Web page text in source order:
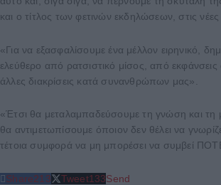
και ο τίτλος των φετινών εκδηλώσεων, στις νέες
«Για να εξασφαλίσουμε ένα μέλλον ειρηνικό,
ελεύθερο από ρατσιστικό μίσος, από εκφάνσεις
άλλες διακρίσεις κατά συνανθρώπων μας».
«Έτσι θα μεταλαμπαδεύσουμε τη γνώση και τη
θα αντιμετωπίσουμε όποιον δεν θέλει να
τέτοια συμφορά να μη μπορέσει να συμβεί
Share213 Tweet133Send